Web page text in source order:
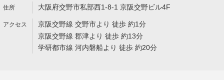
大阪府交野市私部西1-8-1 京阪交野ビル4F
京阪交野線 交野市より 徒歩 約1分
京阪交野線 郡津より 徒歩 約13分
学研都市線 河内磐船より 徒歩 約20分